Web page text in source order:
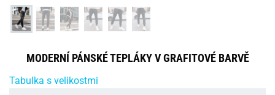
MODERNÍ PÁNSKÉ TEPLÁKY V GRAFITOVÉ BARVĚ
Tabulka s velikostmi